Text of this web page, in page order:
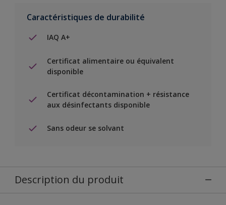
Caractéristiques de durabilité
IAQ A+
Certificat alimentaire ou équivalent
disponible
Certificat décontamination + résistance
aux désinfectants disponible
Sans odeur se solvant
Description du produit